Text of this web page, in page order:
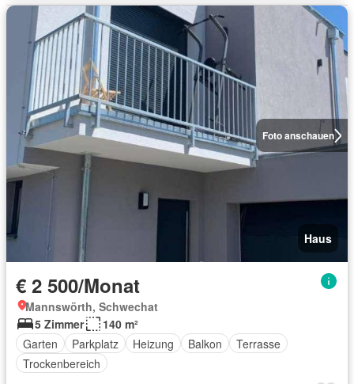
Foto anschauen
Haus
€ 2 500/Monat
Mannswörth, Schwechat
5 Zimmer
140 m²
Garten
Parkplatz Heizung Balkon
Terrasse
Trockenbereich